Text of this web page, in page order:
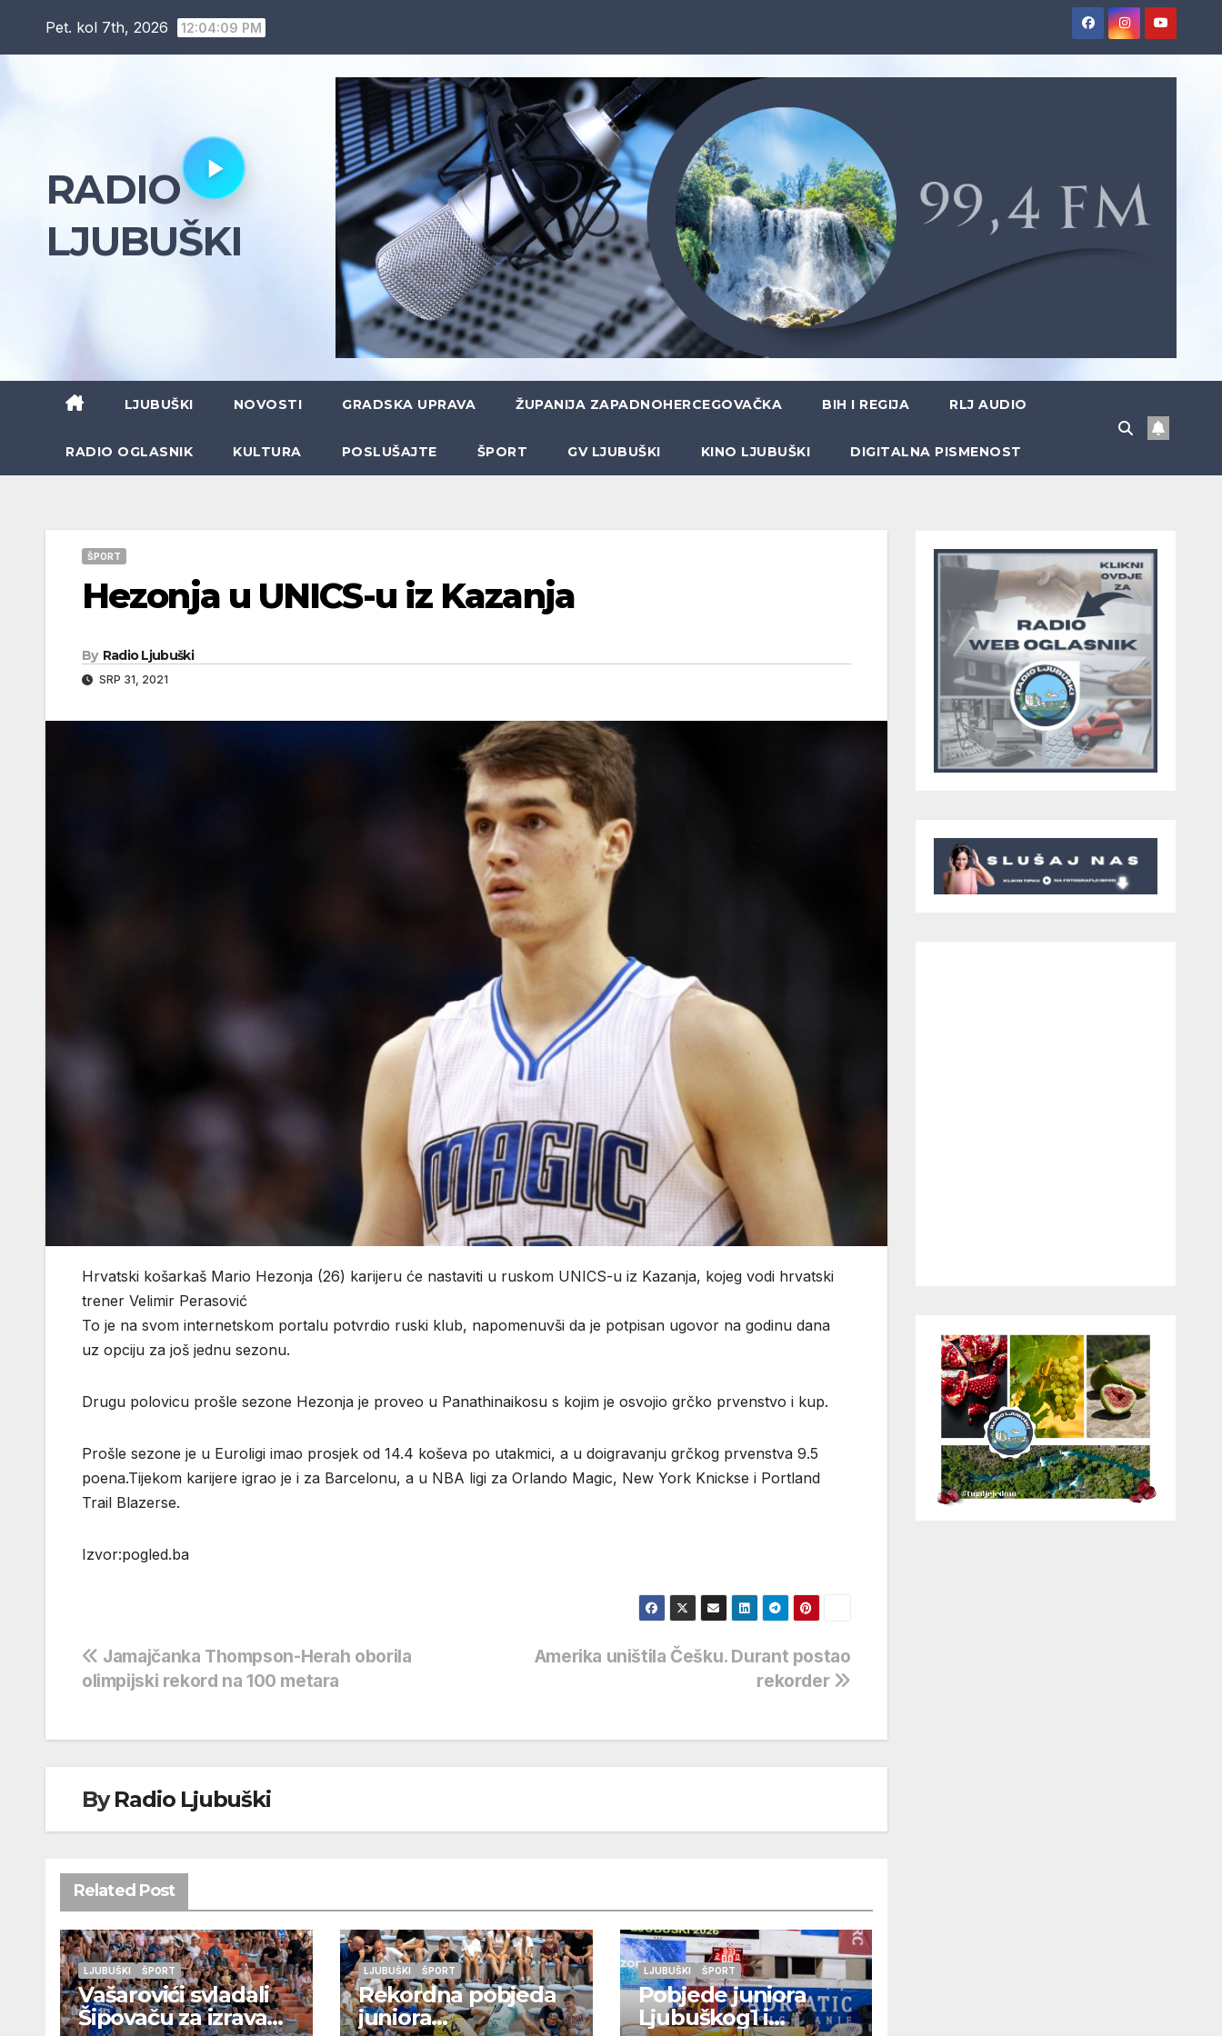
Pet. kol 7th, 2026 12:04:10 PM
RADIO
LJUBUŠKI
LJUBUŠKI NOVOSTI GRADSKA UPRAVA ŽUPANIJA ZAPADNOHERCEGOVAČKA BIH I REGIJA RLJ AUDIO
RADIO OGLASNIK KULTURA POSLUŠAJTE ŠPORT GV LJUBUŠKI KINO LJUBUŠKI DIGITALNA PISMENOST
ŠPORT
Hezonja u UNICS-u iz Kazanja
By Radio Ljubuški
SRP 31, 2021
Hrvatski košarkaš Mario Hezonja (26) karijeru će nastaviti u ruskom UNICS-u iz Kazanja, kojeg vodi hrvatski
trener Velimir Perasović
To je na svom internetskom portalu potvrdio ruski klub, napomenuvši da je potpisan ugovor na godinu dana
uz opciju za još jednu sezonu.
Drugu polovicu prošle sezone Hezonja je proveo u Panathinaikosu s kojim je osvojio grčko prvenstvo i kup.
Prošle sezone je u Euroligi imao prosjek od 14.4 koševa po utakmici, a u doigravanju grčkog prvenstva 9.5
poena.Tijekom karijere igrao je i za Barcelonu, a u NBA ligi za Orlando Magic, New York Knickse i Portland
Trail Blazerse.
Izvor:pogled.ba
Navigacija
objava
Amerika uništila Češku. Durant postao
rekorder
Jamajčanka Thompson-Herah oborila
olimpijski rekord na 100 metara
ByRadio Ljubuški
Related Post
LJUBUŠKI ŠPORT
Vašarovići svladali
Šipovaču za izravan
LJUBUŠKI ŠPORT
Rekordna pobjeda
juniora
LJUBUŠKI ŠPORT
Pobjede juniora
Ljubuškog1 i